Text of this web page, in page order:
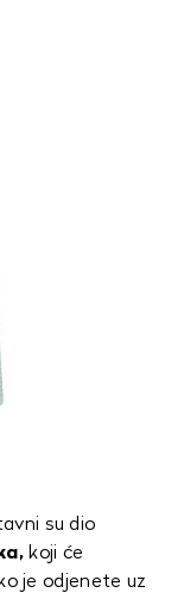
su dio
koji će
je odjenete uz